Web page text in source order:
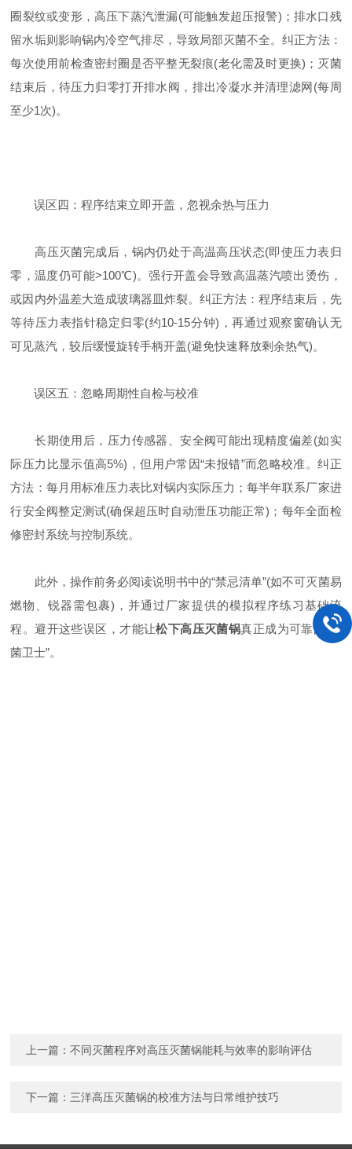
圈裂纹或变形，高压下蒸汽泄漏(可能触发超压报警)；排水口残
留水垢则影响锅内冷空气排尽，导致局部灭菌不全。纠正方法：
每次使用前检查密封圈是否平整无裂痕(老化需及时更换)；灭菌
结束后，待压力归零打开排水阀，排出冷凝水并清理滤网(每周
至少1次)。
误区四：程序结束立即开盖，忽视余热与压力
高压灭菌完成后，锅内仍处于高温高压状态(即使压力表归
零，温度仍可能>100℃)。强行开盖会导致高温蒸汽喷出烫伤，
或因内外温差大造成玻璃器皿炸裂。纠正方法：程序结束后，先
等待压力表指针稳定归零(约10-15分钟)，再通过观察窗确认无
可见蒸汽，较后缓慢旋转手柄开盖(避免快速释放剩余热气)。
误区五：忽略周期性自检与校准
长期使用后，压力传感器、安全阀可能出现精度偏差(如实
际压力比显示值高5%)，但用户常因“未报错”而忽略校准。纠正
方法：每月用标准压力表比对锅内实际压力；每半年联系厂家进
行安全阀整定测试(确保超压时自动泄压功能正常)；每年全面检
修密封系统与控制系统。
此外，操作前务必阅读说明书中的“禁忌清单”(如不可灭菌易
燃物、锐器需包裹)，并通过厂家提供的模拟程序练习基础流
程。避开这些误区，才能让松下高压灭菌锅真正成为可靠的“灭
菌卫士”。
上一篇：不同灭菌程序对高压灭菌锅能耗与效率的影响评估
下一篇： 三洋高压灭菌锅的校准方法与日常维护技巧